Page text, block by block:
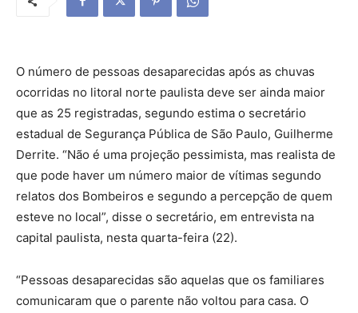
O número de pessoas desaparecidas após as chuvas
ocorridas no litoral norte paulista deve ser ainda maior
que as 25 registradas, segundo estima o secretário
estadual de Segurança Pública de São Paulo, Guilherme
Derrite. “Não é uma projeção pessimista, mas realista de
que pode haver um número maior de vítimas segundo
relatos dos Bombeiros e segundo a percepção de quem
esteve no local”, disse o secretário, em entrevista na
capital paulista, nesta quarta-feira (22).
“Pessoas desaparecidas são aquelas que os familiares
comunicaram que o parente não voltou para casa. O